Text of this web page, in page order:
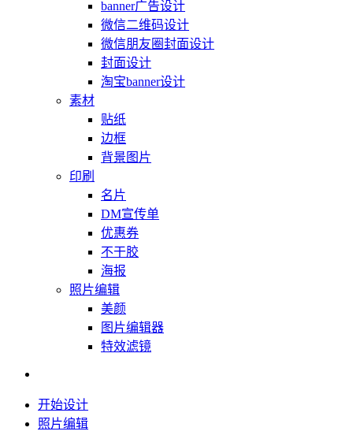
banner广告设计
微信二维码设计
微信朋友圈封面设计
封面设计
淘宝banner设计
素材
贴纸
边框
背景图片
印刷
名片
DM宣传单
优惠券
不干胶
海报
照片编辑
美颜
图片编辑器
特效滤镜
开始设计
照片编辑